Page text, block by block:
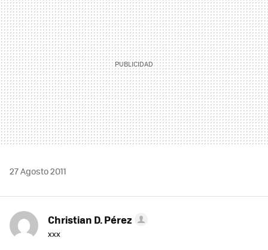
27 Agosto 2011
Christian D. Pérez
xxx